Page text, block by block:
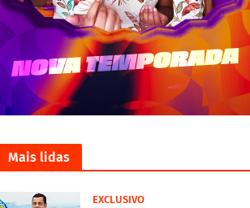
Mais lidas
EXCLUSIVO